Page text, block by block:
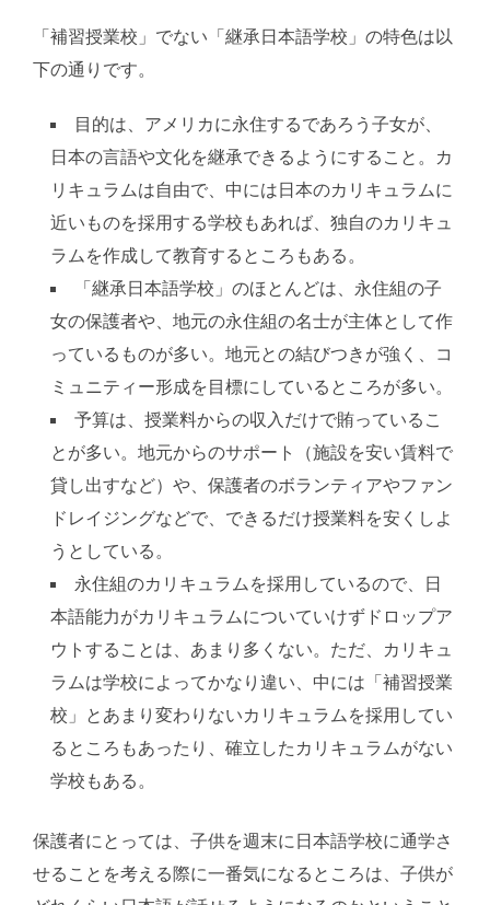
「補習授業校」でない「継承日本語学校」の特色は以
下の通りです。
目的は、アメリカに永住するであろう子女が、
日本の言語や文化を継承できるようにすること。カ
リキュラムは自由で、中には日本のカリキュラムに
近いものを採用する学校もあれば、独自のカリキュ
ラムを作成して教育するところもある。
「継承日本語学校」のほとんどは、永住組の子
女の保護者や、地元の永住組の名士が主体として作
っているものが多い。地元との結びつきが強く、コ
ミュニティー形成を目標にしているところが多い。
予算は、授業料からの収入だけで賄っているこ
とが多い。地元からのサポート（施設を安い賃料で
貸し出すなど）や、保護者のボランティアやファン
ドレイジングなどで、できるだけ授業料を安くしよ
うとしている。
永住組のカリキュラムを採用しているので、日
本語能力がカリキュラムについていけずドロップア
ウトすることは、あまり多くない。ただ、カリキュ
ラムは学校によってかなり違い、中には「補習授業
校」とあまり変わりないカリキュラムを採用してい
るところもあったり、確立したカリキュラムがない
学校もある。
保護者にとっては、子供を週末に日本語学校に通学さ
せることを考える際に一番気になるところは、子供が